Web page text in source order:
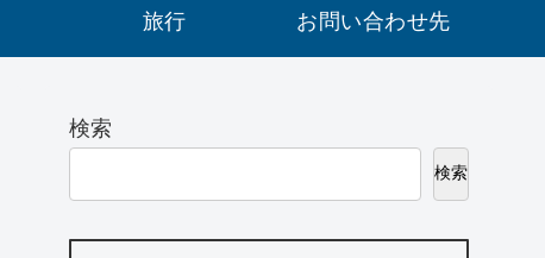
旅行 お問い合わせ先
検索
検索